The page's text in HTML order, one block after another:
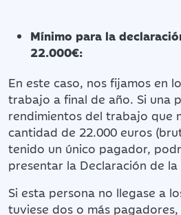
Mínimo para la
22.000€:
En este caso, nos fijamos en
trabajo a final de año. Si una
rendimientos del trabajo que
cantidad de 22.000 euros
tenido un único pagador,
presentar la Declaración de la
Si esta persona no llegase a
tuviese dos o más